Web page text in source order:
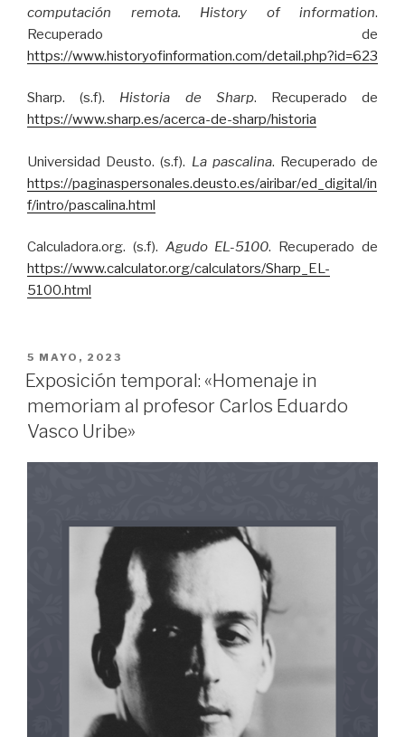
computación remota. History of information.
Recuperado de
https://www.historyofinformation.com/detail.php?id=623
Sharp. (s.f). Historia de Sharp. Recuperado de
https://www.sharp.es/acerca-de-sharp/historia
Universidad Deusto. (s.f). La pascalina. Recuperado de
https://paginaspersonales.deusto.es/airibar/ed_digital/in
f/intro/pascalina.html
Calculadora.org. (s.f). Agudo EL-5100. Recuperado de
https://www.calculator.org/calculators/Sharp_EL-
5100.html
PUBLICADO
EL
5 MAYO, 2023
Exposición temporal: «Homenaje in
memoriam al profesor Carlos Eduardo
Vasco Uribe»